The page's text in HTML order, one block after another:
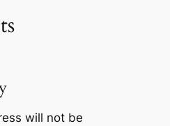
will not be